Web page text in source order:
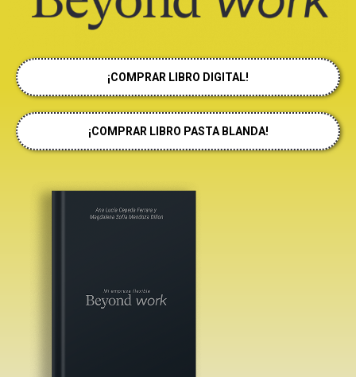
¡COMPRAR LIBRO DIGITAL!
¡COMPRAR LIBRO PASTA BLANDA!